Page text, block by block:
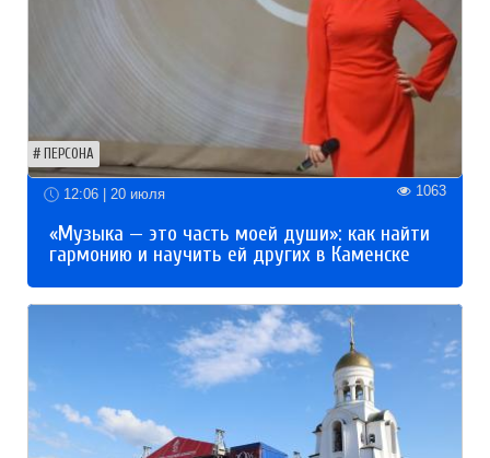
ПЕРСОНА
12:06 | 20 июля 1063
«Музыка — это часть моей души»: как найти
гармонию и научить ей других в Каменске